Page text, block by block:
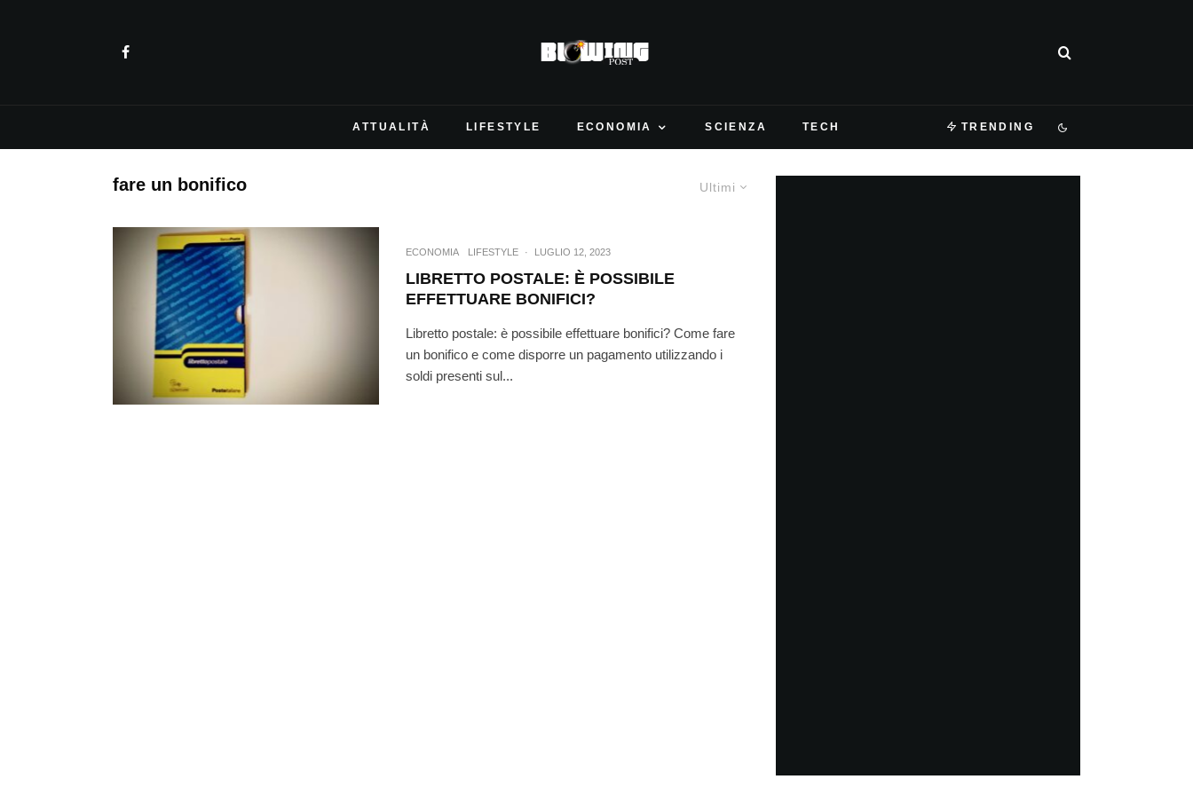
ATTUALITÀ LIFESTYLE ECONOMIA SCIENZA TECH TRENDING
Ultimi
fare un bonifico
ECONOMIA LIFESTYLE · LUGLIO 12, 2023
LIBRETTO POSTALE: È POSSIBILE
EFFETTUARE BONIFICI?
Libretto postale: è possibile effettuare bonifici? Come fare
un bonifico e come disporre un pagamento utilizzando i
soldi presenti sul...